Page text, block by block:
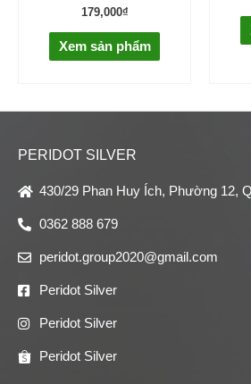
179,000₫
Xem sản phẩm
PERIDOT SILVER
430/29 Phan Huy Ích, Phường 12,
0362 888 679
peridot.group2020@gmail.com
Peridot Silver
Peridot Silver
Peridot Silver